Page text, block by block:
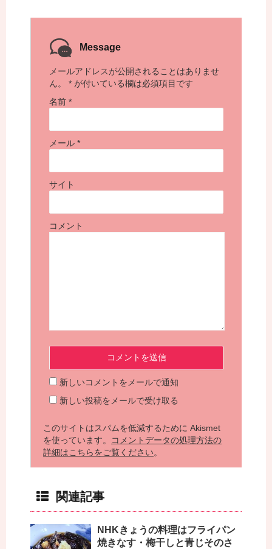
Message
メールアドレスが公開されることはありませ
ん。
* が付いている欄は必須項目です
名前 *
メール *
サイト
コメント
新しいコメントをメールで通知
新しい投稿をメールで受け取る
このサイトはスパムを低減するために Akismet
を使っています。
コメントデータの処理方法の
詳細はこちらをご覧ください。
関連記事
NHKきょうの料理はフライパン
焼きなす・梅干しと青じそのさ